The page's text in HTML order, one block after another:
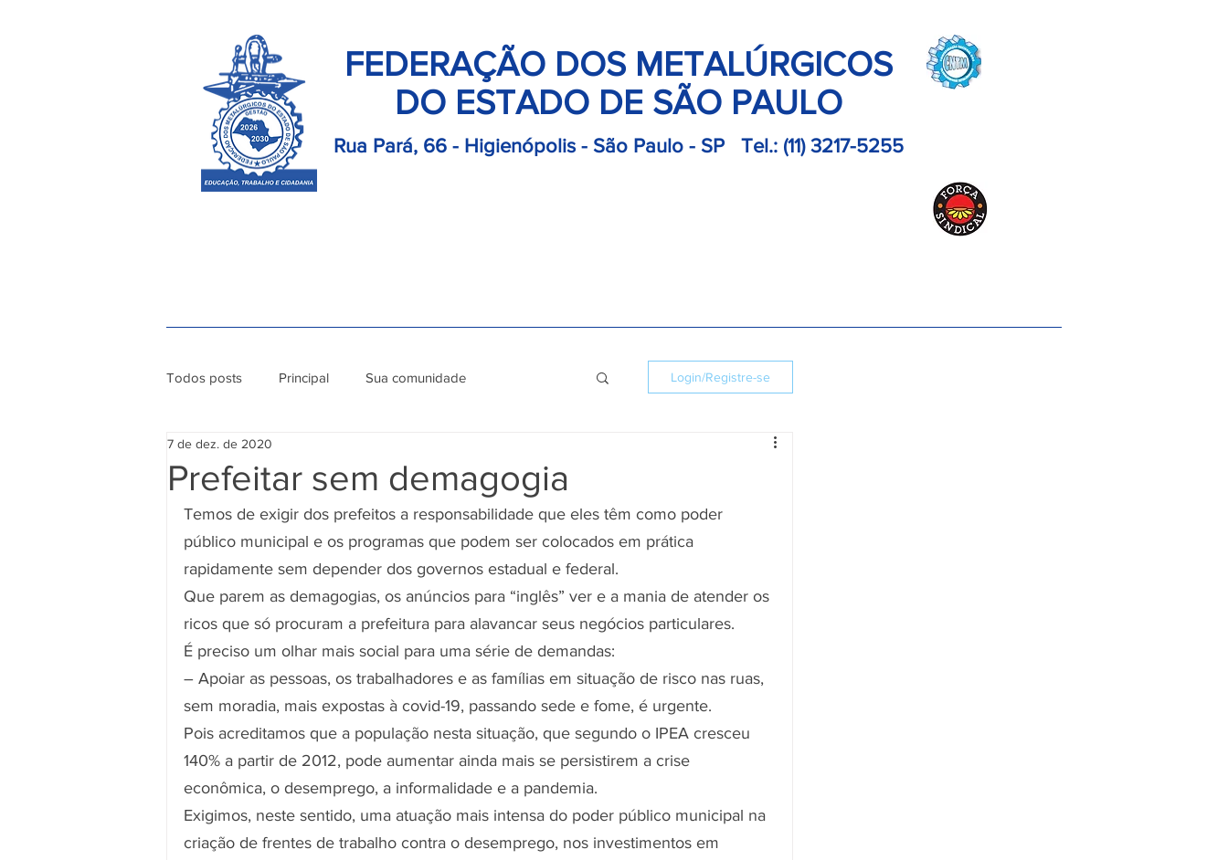
FEDERAÇÃO DOS METALÚRGICOS
DO ESTADO DE SÃO PAULO
Rua Pará, 66 - Higienópolis - São Paulo - SP Tel.: (11) 3217-5255
Todos posts Principal Sua comunidade Login/Registre-se
Prefeitar sem demagogia
7 de dez. de 2020
Temos de exigir dos prefeitos a responsabilidade que eles têm como poder
público municipal e os programas que podem ser colocados em prática
rapidamente sem depender dos governos estadual e federal.
Que parem as demagogias, os anúncios para “inglês” ver e a mania de atender os
ricos que só procuram a prefeitura para alavancar seus negócios particulares.
É preciso um olhar mais social para uma série de demandas:
– Apoiar as pessoas, os trabalhadores e as famílias em situação de risco nas ruas,
sem moradia, mais expostas à covid-19, passando sede e fome, é urgente.
Pois acreditamos que a população nesta situação, que segundo o IPEA cresceu
140% a partir de 2012, pode aumentar ainda mais se persistirem a crise
econômica, o desemprego, a informalidade e a pandemia.
Exigimos, neste sentido, uma atuação mais intensa do poder público municipal na
criação de frentes de trabalho contra o desemprego, nos investimentos em